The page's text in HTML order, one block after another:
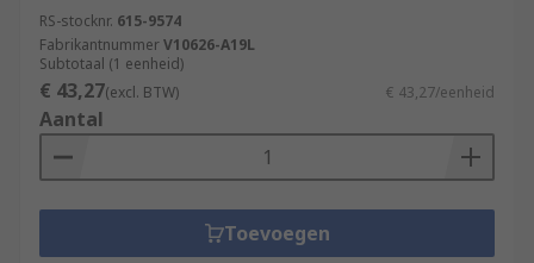
RS-stocknr. 615-9574
FabrikantnummerV10626-A19L
Subtotaal (1 eenheid)
€ 43,27(excl. BTW) € 43,27/eenheid
Aantal
Toevoegen